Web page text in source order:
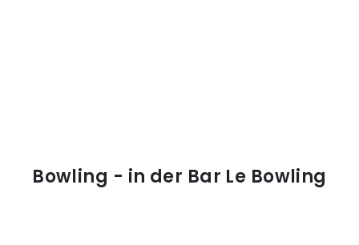
Bowling - in der Bar Le Bowling